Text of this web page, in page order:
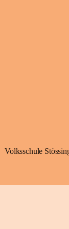
Volksschule